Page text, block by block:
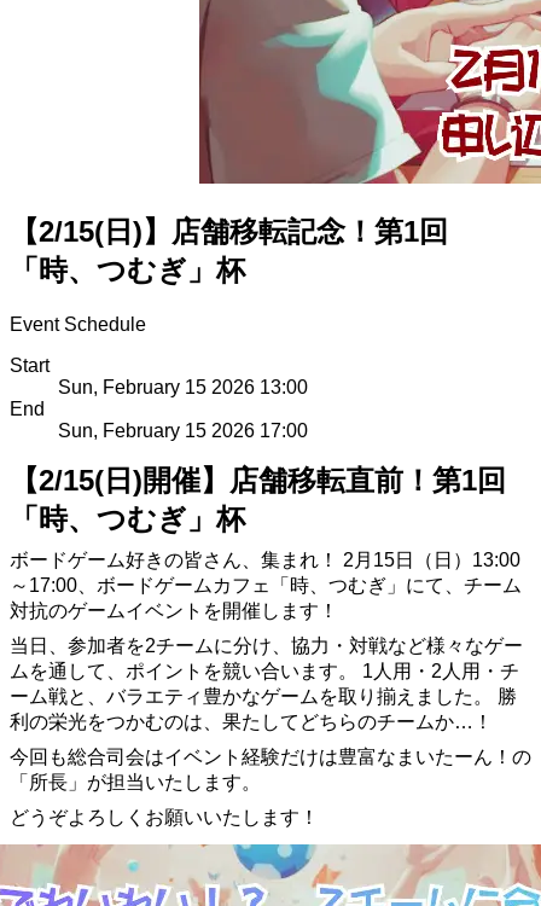
【2/15(日)】店舗移転記念！第1回
「時、つむぎ」杯
Event Schedule
Start
Sun, February 15 2026 13:00
End
Sun, February 15 2026 17:00
【2/15(日)開催】店舗移転直前！第1回
「時、つむぎ」杯
ボードゲーム好きの皆さん、集まれ！ 2月15日（日）13:00
～17:00、ボードゲームカフェ「時、つむぎ」にて、チーム
対抗のゲームイベントを開催します！
当日、参加者を2チームに分け、協力・対戦など様々なゲー
ムを通して、ポイントを競い合います。 1人用・2人用・チ
ーム戦と、バラエティ豊かなゲームを取り揃えました。 勝
利の栄光をつかむのは、果たしてどちらのチームか…！
今回も総合司会はイベント経験だけは豊富なまいたーん！の
「所長」が担当いたします。
どうぞよろしくお願いいたします！